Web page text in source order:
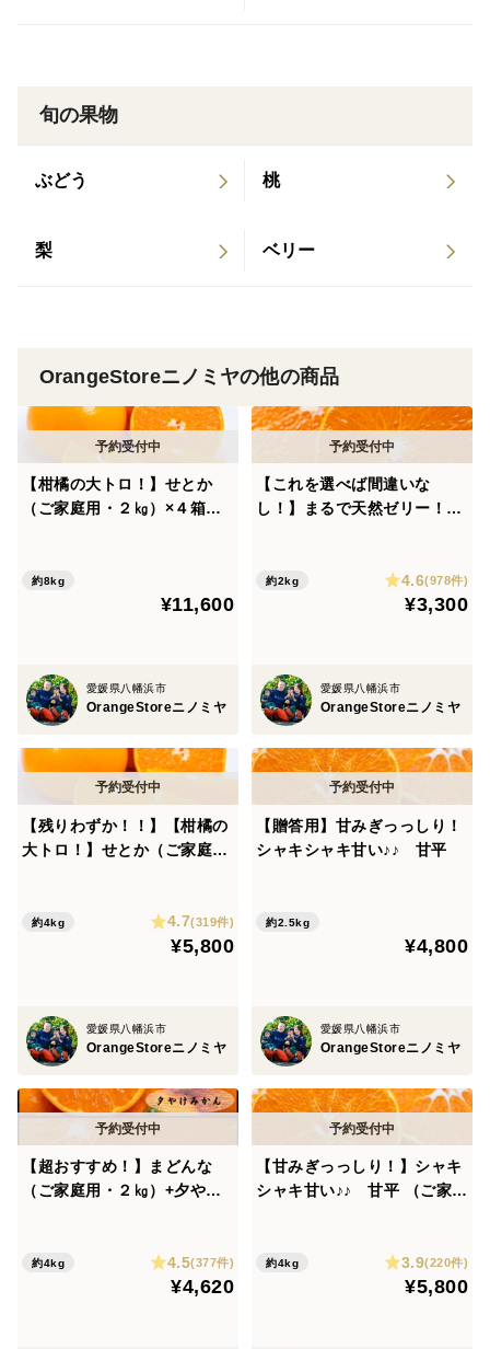
ですので、写真とは色付きが異なる場合もございます。
致します。
一つ一つ手作業で傷や腐りがないか確認しております
あるため予めご了承頂きますよう宜しくお願い致しま
す。
農薬節約率５０％
旬の果物
ぶどう 桃
梨 ベリー
OrangeStoreニノミヤの他の商品
【柑橘の大トロ！】せとか
（ご家庭用・２㎏）×４箱
約8kg
¥11,600
愛媛県八幡浜市
OrangeStoreニノミヤ
【これを選べば間違いな
し！】まるで天然ゼリー！ま
約2kg 4.6(978件)
¥3,300
愛媛県八幡浜市
OrangeStoreニノミヤ
【残りわずか！！】【柑橘の
大トロ！】せとか（ご家庭
約4kg 4.7(319件)
¥5,800
愛媛県八幡浜市
OrangeStoreニノミヤ
【贈答用】甘みぎっっしり！
シャキシャキ甘い♪♪ 甘平
約2.5kg
¥4,800
愛媛県八幡浜市
OrangeStoreニノミヤ
【超おすすめ！】まどんな
（ご家庭用・２㎏）+夕やけ
約4kg 4.5(377件)
¥4,620
【甘みぎっっしり！】シャキ
シャキ甘い♪♪ 甘平 （ご家庭
約4kg 3.9(220件)
¥5,800